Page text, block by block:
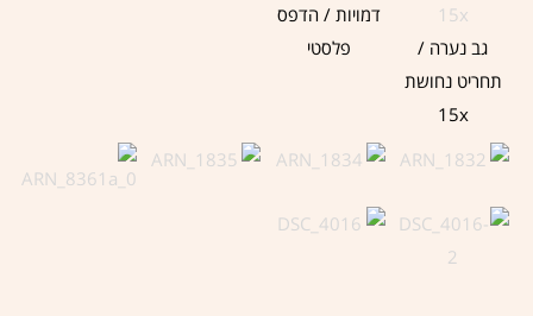
גב נערה /
תחריט נחושת
15x
דמויות / הדפס
פלסטי